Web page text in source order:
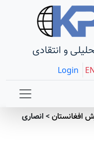
و انتقادی
Login
افغانستان> انصاری